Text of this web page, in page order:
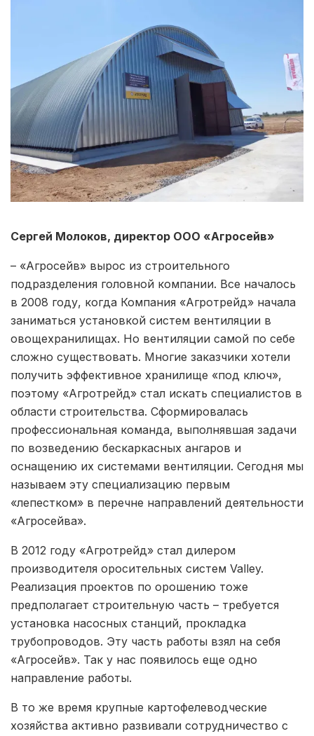
Сергей Молоков, директор ООО «Агросейв»
– «Агросейв» вырос из строительного
подразделения головной компании. Все началось
в 2008 году, когда Компания «Агротрейд» начала
заниматься установкой систем вентиляции в
овощехранилищах. Но вентиляции самой по себе
сложно существовать. Многие заказчики хотели
получить эффективное хранилище «под ключ»,
поэтому «Агротрейд» стал искать специалистов в
области строительства. Сформировалась
профессиональная команда, выполнявшая задачи
по возведению бескаркасных ангаров и
оснащению их системами вентиляции. Сегодня мы
называем эту специализацию первым
«лепестком» в перечне направлений деятельности
«Агросейва».
В 2012 году «Агротрейд» стал дилером
производителя оросительных систем Valley.
Реализация проектов по орошению тоже
предполагает строительную часть – требуется
установка насосных станций, прокладка
трубопроводов. Эту часть работы взял на себя
«Агросейв». Так у нас появилось еще одно
направление работы.
В то же время крупные картофелеводческие
хозяйства активно развивали сотрудничество с